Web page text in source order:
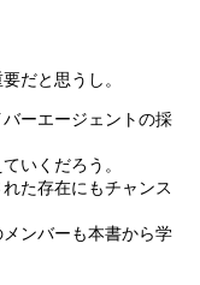
だと思うし。
ーエージェントの採
いくだろう。
た存在にもチャンス
ンバーも本書から学